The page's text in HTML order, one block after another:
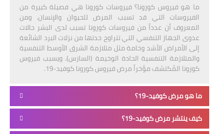
ما هو فيروس كورونا؟ فيروسات كورونا هي فصيلة كبيرة من
الفيروسات التي قد تسبب المرض للحيوان والإنسان. ومن
المعروف أن عدداً من فيروسات كورونا تسبب لدى البشر حالات
عدوى الجهاز التنفسي التي تتراوح حدتها من نزلات البرد الشائعة
إلى الأمراض الأشد وخامة مثل متلازمة الشرق الأوسط التنفسية
والمتلازمة التنفسية الحادة الوخيمة (السارس). ويسبب فيروس
كورونا المُكتشف مؤخراً مرض فيروس كورونا كوفيد-19.
ما هو مرض كوفيد-19؟
كيف ينتشر مرض كوفيد-19؟